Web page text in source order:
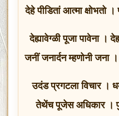
देहे पीडितां आत्मा क्षोभतो
देह्यावेग्ळी पूजा पावेना ।
जनीं जनार्दन म्हणोनी
उदंड प्रगटला विचार ।
तेथेंच पूजेस अधिकार ।